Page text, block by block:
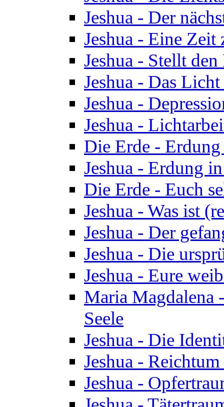
Jeshua - Der
Jeshua - Eine Zeit
Jeshua - Stellt
Jeshua - Das
Jeshua -
Jeshua -
Die Erde -
Jeshua - Erdung
Die Erde - Euch
Jeshua - Was ist
Jeshua - Der
Jeshua - Die
Jeshua - Eure
Maria Magdalena
Seele
Jeshua - Die
Jeshua -
Jeshua -